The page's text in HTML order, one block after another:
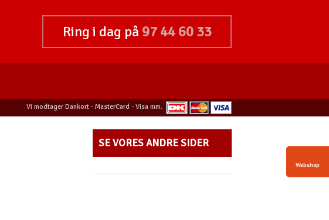
Ring i dag på 97 44 60 33
Vi modtager Dankort - MasterCard - Visa mm.
SE VORES ANDRE SIDER​
Webshop